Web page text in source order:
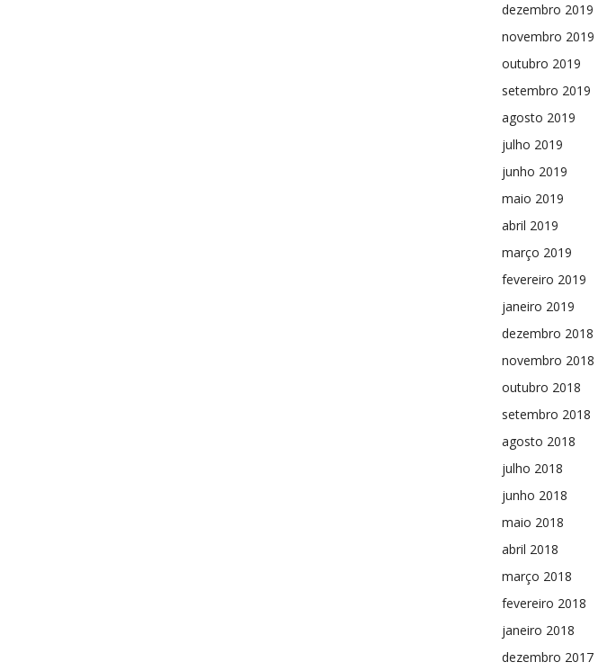
dezembro 2019
novembro 2019
outubro 2019
setembro 2019
agosto 2019
julho 2019
junho 2019
maio 2019
abril 2019
março 2019
fevereiro 2019
janeiro 2019
dezembro 2018
novembro 2018
outubro 2018
setembro 2018
agosto 2018
julho 2018
junho 2018
maio 2018
abril 2018
março 2018
fevereiro 2018
janeiro 2018
dezembro 2017